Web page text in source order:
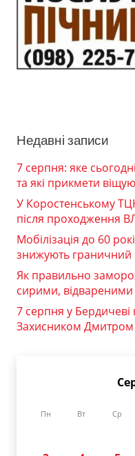
Недавні записи
7 серпня: яке
та які прикмети
У Коростенському
після проходження
Мобілізація до 60
знижують граничний
Як правильно
сирими,
7 серпня у
Захисником
Пн Вт Ср